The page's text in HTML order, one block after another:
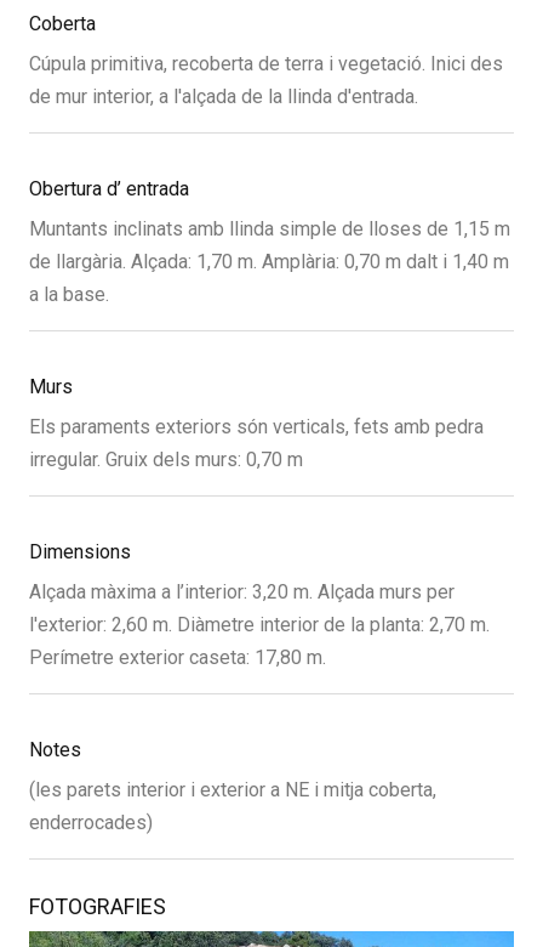
Coberta
Cúpula primitiva, recoberta de terra i vegetació. Inici des
de mur interior, a l'alçada de la llinda d'entrada.
Obertura d’ entrada
Muntants inclinats amb llinda simple de lloses de 1,15 m
de llargària. Alçada: 1,70 m. Amplària: 0,70 m dalt i 1,40 m
a la base.
Murs
Els paraments exteriors són verticals, fets amb pedra
irregular. Gruix dels murs: 0,70 m
Dimensions
Alçada màxima a l’interior: 3,20 m. Alçada murs per
l'exterior: 2,60 m. Diàmetre interior de la planta: 2,70 m.
Perímetre exterior caseta: 17,80 m.
Notes
(les parets interior i exterior a NE i mitja coberta,
enderrocades)
FOTOGRAFIES